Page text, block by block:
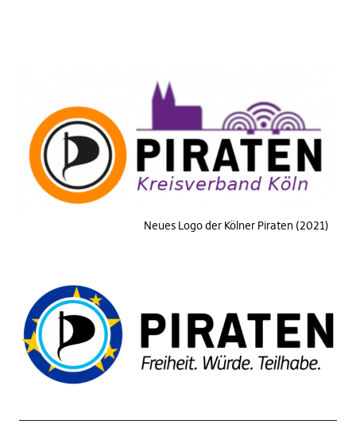
Neues Logo der Kölner Piraten (2021)